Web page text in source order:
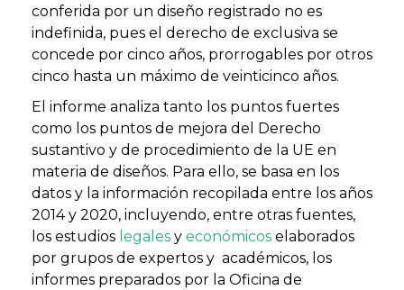
conferida por un diseño registrado no es
indefinida, pues el derecho de exclusiva se
concede por cinco años, prorrogables por otros
cinco hasta un máximo de veinticinco años.
El informe analiza tanto los puntos fuertes
como los puntos de mejora del Derecho
sustantivo y de procedimiento de la UE en
materia de diseños. Para ello, se basa en los
datos y la información recopilada entre los años
2014 y 2020, incluyendo, entre otras fuentes,
los estudios legales y económicos elaborados
por grupos de expertos y académicos, los
informes preparados por la Oficina de